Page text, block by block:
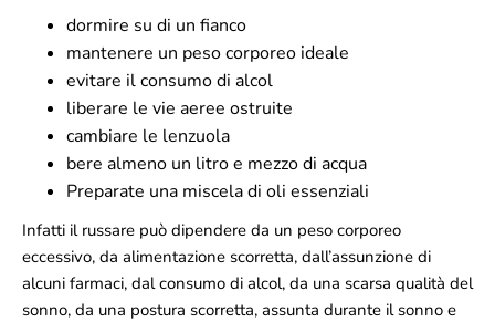
dormire su di un fianco
mantenere un peso corporeo ideale
evitare il consumo di alcol
liberare le vie aeree ostruite
cambiare le lenzuola
bere almeno un litro e mezzo di acqua
Preparate una miscela di oli essenziali
Infatti il russare può dipendere da un peso corporeo
eccessivo, da alimentazione scorretta, dall’assunzione di
alcuni farmaci, dal consumo di alcol, da una scarsa qualità del
sonno, da una postura scorretta, assunta durante il sonno e